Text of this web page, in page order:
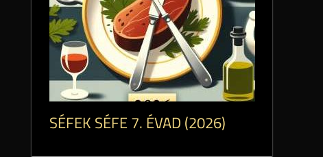
SÉFEK SÉFE 7. ÉVAD (2026)